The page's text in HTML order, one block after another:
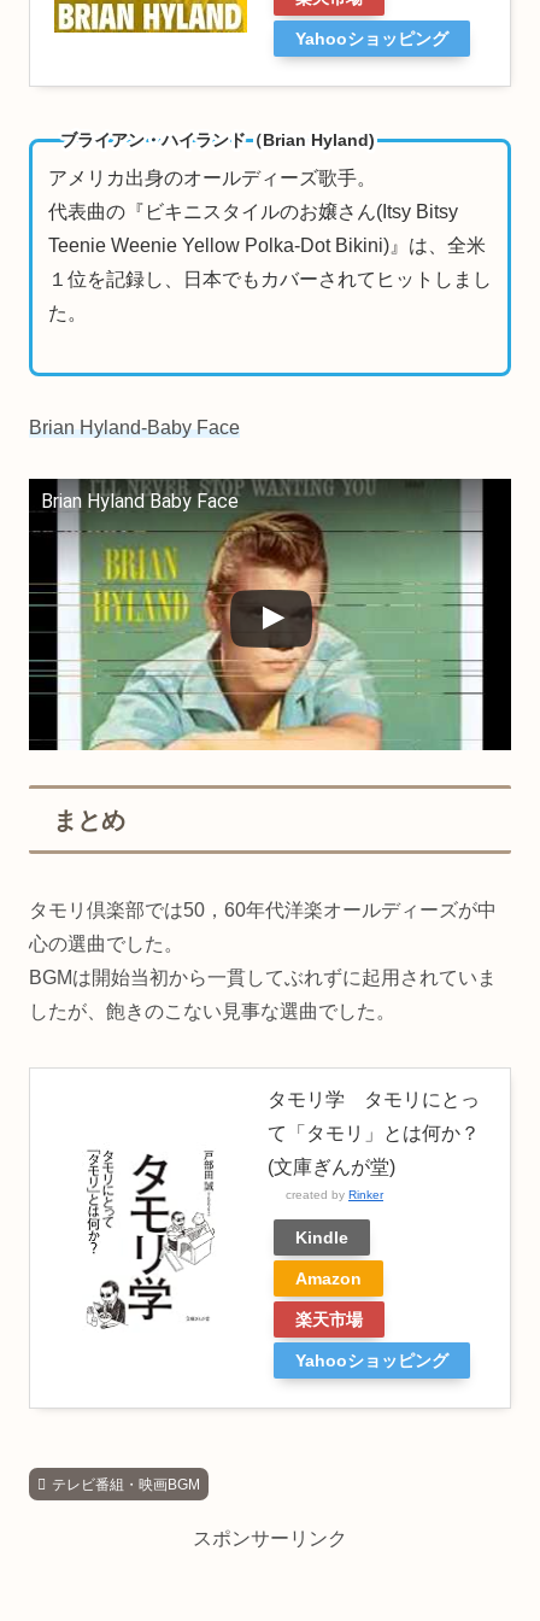
Yahooショッピング
ブライアン・ハイランド（Brian Hyland)
アメリカ出身のオールディーズ歌手。
代表曲の『ビキニスタイルのお嬢さん(Itsy Bitsy
Teenie Weenie Yellow Polka-Dot Bikini)』は、全米
１位を記録し、日本でもカバーされてヒットしまし
た。
Brian Hyland-Baby Face
Brian Hyland Baby Face
まとめ
タモリ倶楽部では50，60年代洋楽オールディーズが中
心の選曲でした。
BGMは開始当初から一貫してぶれずに起用されていま
したが、飽きのこない見事な選曲でした。
タモリ学 タモリにとっ
て「タモリ」とは何か？
(文庫ぎんが堂)
created by Rinker
Kindle
Amazon
楽天市場
Yahooショッピング
テレビ番組・映画BGM
スポンサーリンク